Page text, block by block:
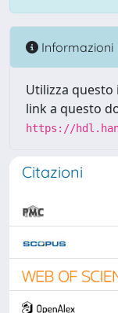
Informazioni
Utilizza
link a questo
https://
Citazioni